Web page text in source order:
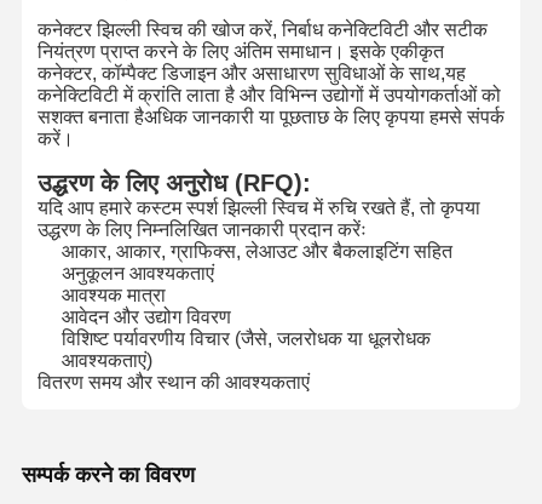
कनेक्टर झिल्ली स्विच की खोज करें, निर्बाध कनेक्टिविटी और सटीक
नियंत्रण प्राप्त करने के लिए अंतिम समाधान। इसके एकीकृत
कनेक्टर, कॉम्पैक्ट डिजाइन और असाधारण सुविधाओं के साथ,यह
कनेक्टिविटी में क्रांति लाता है और विभिन्न उद्योगों में उपयोगकर्ताओं को
सशक्त बनाता हैअधिक जानकारी या पूछताछ के लिए कृपया हमसे संपर्क
करें।
उद्धरण के लिए अनुरोध (RFQ):
यदि आप हमारे कस्टम स्पर्श झिल्ली स्विच में रुचि रखते हैं, तो कृपया
उद्धरण के लिए निम्नलिखित जानकारी प्रदान करेंः
आकार, आकार, ग्राफिक्स, लेआउट और बैकलाइटिंग सहित
अनुकूलन आवश्यकताएं
आवश्यक मात्रा
आवेदन और उद्योग विवरण
विशिष्ट पर्यावरणीय विचार (जैसे, जलरोधक या धूलरोधक
आवश्यकताएं)
वितरण समय और स्थान की आवश्यकताएं
सम्पर्क करने का विवरण